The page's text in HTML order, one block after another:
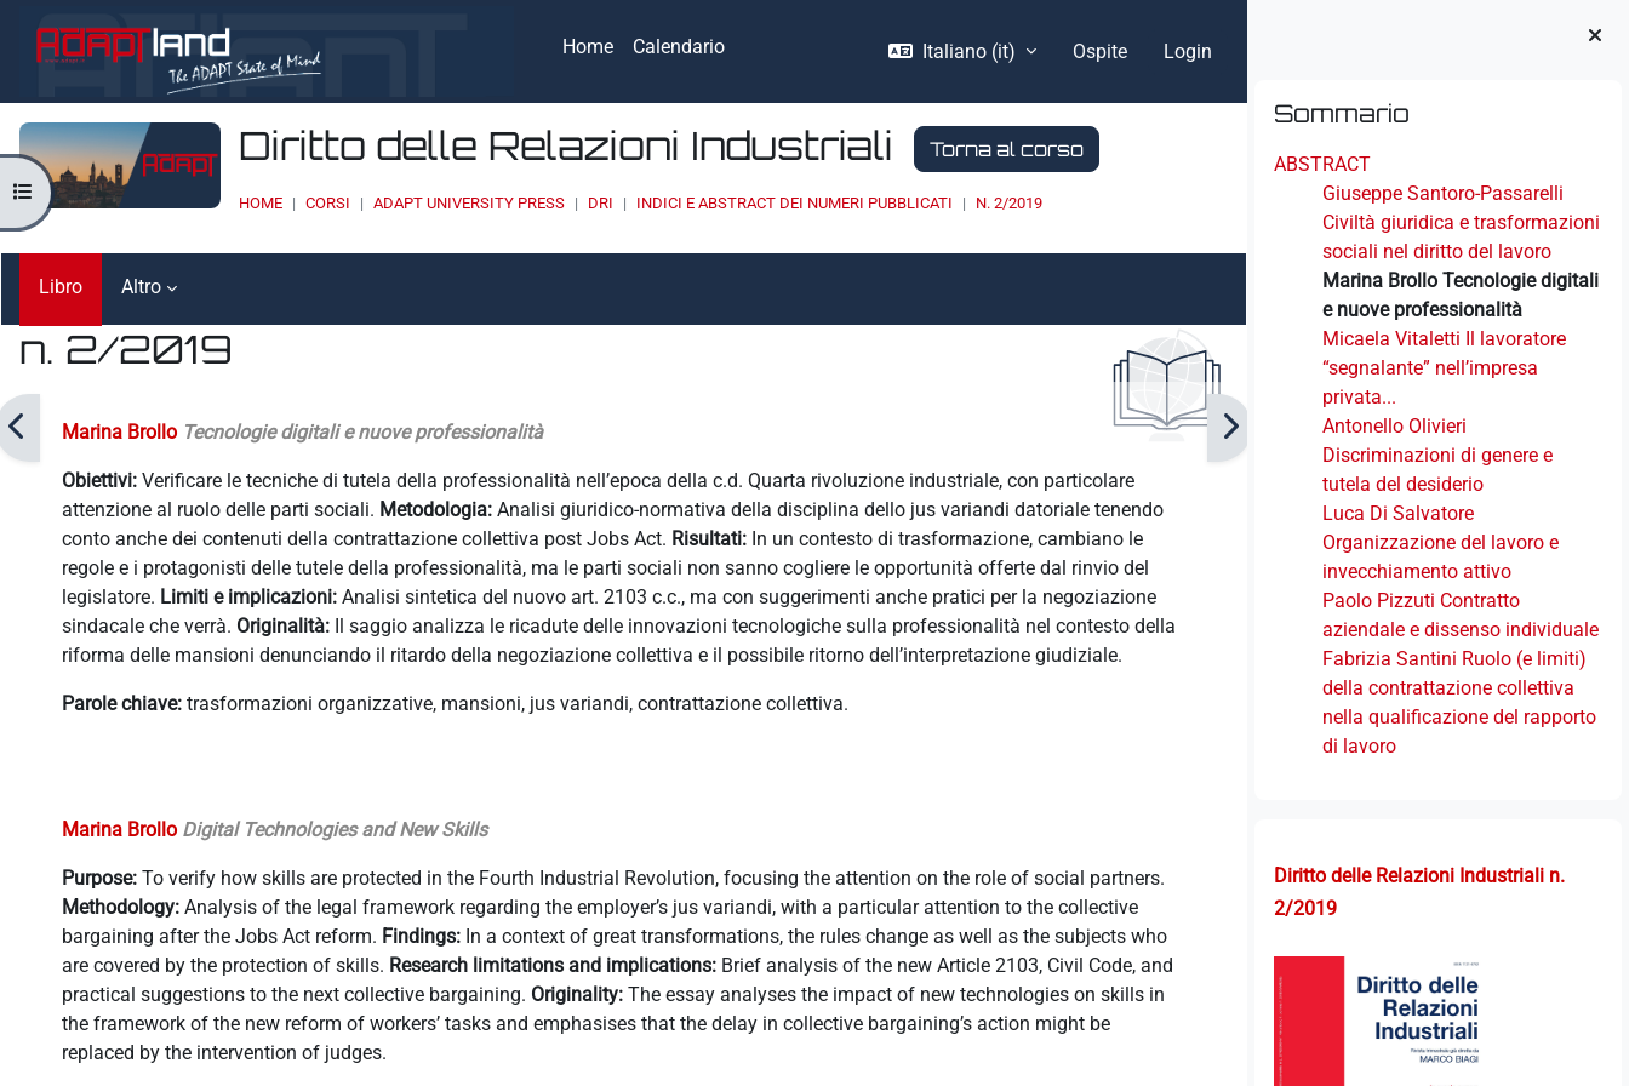
Home
Calendario Italiano ‎(it)‎ Ospite Login
Blocchi
Sommario
ABSTRACT
Giuseppe Santoro-Passarelli
Civiltà giuridica e trasformazioni
sociali nel diritto del lavoro
Marina Brollo Tecnologie digitali
e nuove professionalità
Micaela Vitaletti Il lavoratore
“segnalante” nell’impresa
privata...
Antonello Olivieri
Discriminazioni di genere e
tutela del desiderio
Luca Di Salvatore
Organizzazione del lavoro e
invecchiamento attivo
Paolo Pizzuti Contratto
aziendale e dissenso individuale
Fabrizia Santini Ruolo (e limiti)
della contrattazione collettiva
nella qualificazione del rapporto
di lavoro
Diritto delle Relazioni Industriali n.
2/2019
Diritto delle Relazioni Industriali Torna al corso
HOME CORSI ADAPT UNIVERSITY PRESS DRI INDICI E ABSTRACT DEI NUMERI PUBBLICATI N. 2/2019
Apri indice del corso
Libro Altro
n. 2/2019
Aggregazione dei criteri
Marina Brollo Tecnologie digitali e nuove professionalità
Obiettivi: Verificare le tecniche di tutela della professionalità nell’epoca della c.d. Quarta rivoluzione industriale, con particolare
attenzione al ruolo delle parti sociali. Metodologia: Analisi giuridico-normativa della disciplina dello jus variandi datoriale tenendo
conto anche dei contenuti della contrattazione collettiva post Jobs Act. Risultati: In un contesto di trasformazione, cambiano le
regole e i protagonisti delle tutele della professionalità, ma le parti sociali non sanno cogliere le opportunità offerte dal rinvio del
legislatore. Limiti e implicazioni: Analisi sintetica del nuovo art. 2103 c.c., ma con suggerimenti anche pratici per la negoziazione
sindacale che verrà. Originalità: Il saggio analizza le ricadute delle innovazioni tecnologiche sulla professionalità nel contesto della
riforma delle mansioni denunciando il ritardo della negoziazione collettiva e il possibile ritorno dell’interpretazione giudiziale.
Parole chiave: trasformazioni organizzative, mansioni, jus variandi, contrattazione collettiva.
Marina Brollo Digital Technologies and New Skills
Purpose: To verify how skills are protected in the Fourth Industrial Revolution, focusing the attention on the role of social partners.
Methodology: Analysis of the legal framework regarding the employer’s jus variandi, with a particular attention to the collective
bargaining after the Jobs Act reform. Findings: In a context of great transformations, the rules change as well as the subjects who
are covered by the protection of skills. Research limitations and implications: Brief analysis of the new Article 2103, Civil Code, and
practical suggestions to the next collective bargaining. Originality: The essay analyses the impact of new technologies on skills in
the framework of the new reform of workers’ tasks and emphasises that the delay in collective bargaining’s action might be
replaced by the intervention of judges.